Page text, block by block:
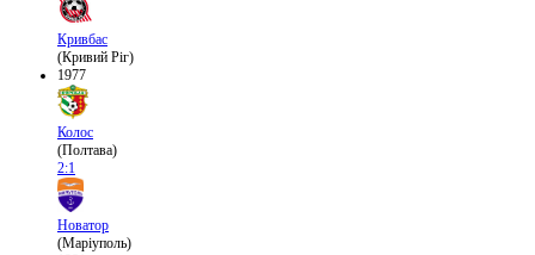
Кривбас
(Кривий Ріг)
1977
Колос
(Полтава)
2:1
Новатор
(Маріуполь)